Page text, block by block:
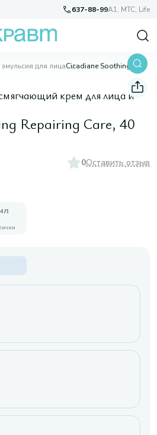
637-88-99A1, МТС, Life
для лица Cicadiane Soothing Repairing Care, 40 мл
крем для лица и
Repairing Care, 40
0Оставить отзыв